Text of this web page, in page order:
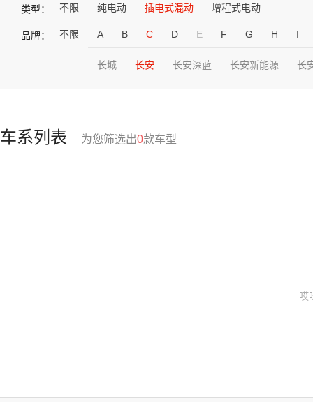
类型： 不限 纯电动 插电式混动 增程式电动
品牌： 不限 A B C D E F G H I
长城 长安 长安深蓝 长安新能源 长
车系列表 为您筛选出0款车型
哎